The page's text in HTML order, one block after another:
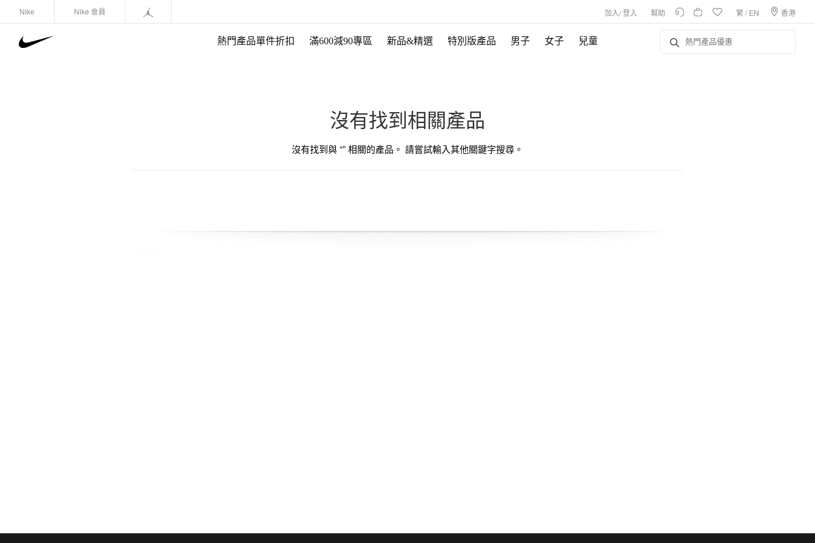
Nike Nike 會員 加入/登入 幫助 繁/ EN 香港
熱門產品單件折扣 滿600減90專區 新品&精選 特別版產品 男子 女子 兒童
沒有找到相關產品
沒有找到與 “” 相關的產品。 請嘗試輸入其他關鍵字搜尋。